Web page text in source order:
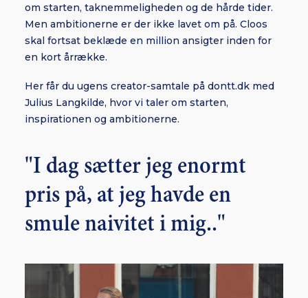
om starten, taknemmeligheden og de hårde tider.
Men ambitionerne er der ikke lavet om på. Cloos
skal fortsat beklæde en million ansigter inden for
en kort årrække.
Her får du ugens creator-samtale på dontt.dk med
Julius Langkilde, hvor vi taler om starten,
inspirationen og ambitionerne.
"I dag sætter jeg enormt
pris på, at jeg havde en
smule naivitet i mig.."